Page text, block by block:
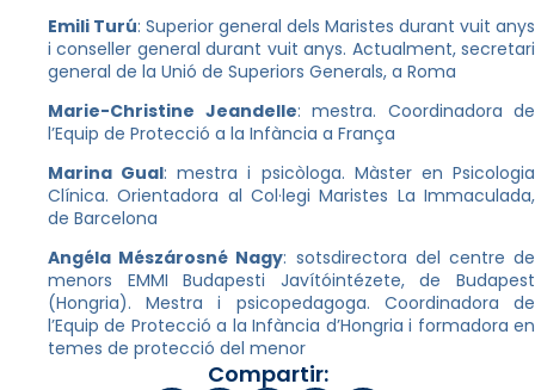
Emili Turú: Superior general dels Maristes durant vuit anys
i conseller general durant vuit anys. Actualment, secretari
general de la Unió de Superiors Generals, a Roma
Marie-Christine Jeandelle: mestra. Coordinadora de
l’Equip de Protecció a la Infància a França
Marina Gual: mestra i psicòloga. Màster en Psicologia
Clínica. Orientadora al Col·legi Maristes La Immaculada,
de Barcelona
Angéla Mészárosné Nagy: sotsdirectora del centre de
menors EMMI Budapesti Javítóintézete, de Budapest
(Hongria). Mestra i psicopedagoga. Coordinadora de
l’Equip de Protecció a la Infància d’Hongria i formadora en
temes de protecció del menor
Compartir: